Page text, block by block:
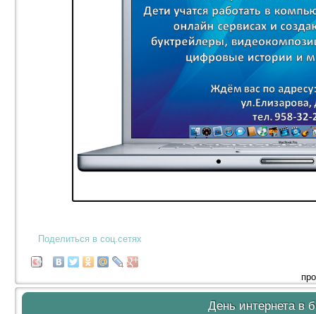
Поделиться в соц.сетях
День интернета в